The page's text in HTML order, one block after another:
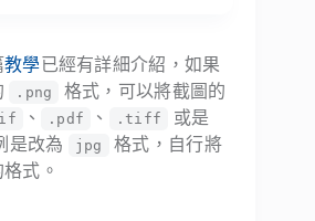
教學已經有詳細介紹，如果
.png
格式，可以將截圖的
、 .pdf 、 .tiff 或是
是改為 jpg
格式，自行將
式。